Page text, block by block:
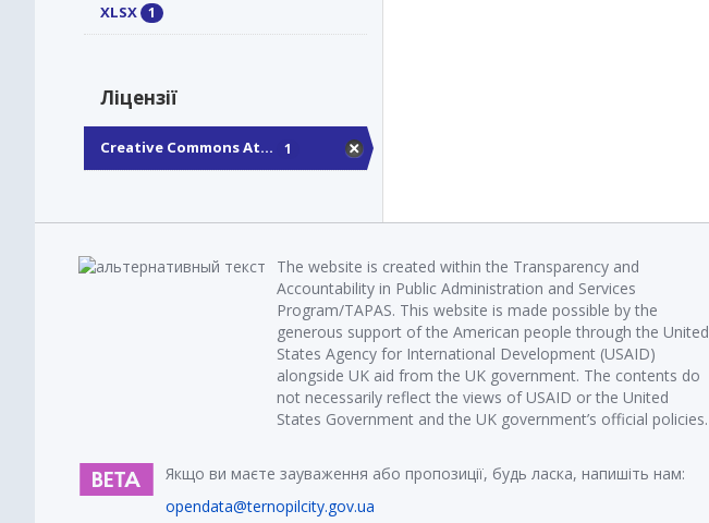
XLSX 1
Ліцензії
Creative Commons At... 1
The website is created within the Transparency and
Accountability in Public Administration and Services
Program/TAPAS. This website is made possible by the
generous support of the American people through the United
States Agency for International Development (USAID)
alongside UK aid from the UK government. The contents do
not necessarily reflect the views of USAID or the United
States Government and the UK government’s official policies.
Якщо ви маєте зауваження або пропозиції, будь ласка, напишіть нам:
opendata@ternopilcity.gov.ua